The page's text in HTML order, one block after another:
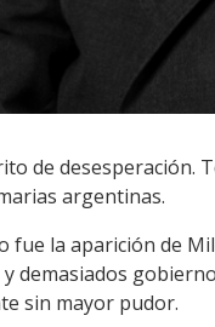
de
argentinas.
fue la aparición de
demasiados
sin mayor pudor.